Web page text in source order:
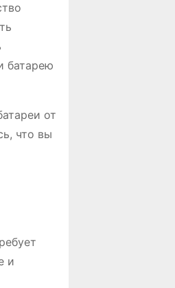
батарею
от
что вы
и